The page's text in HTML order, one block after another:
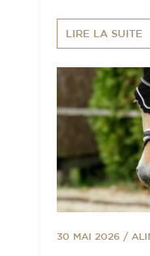
LIRE LA SUITE
30 MAI 2026 /